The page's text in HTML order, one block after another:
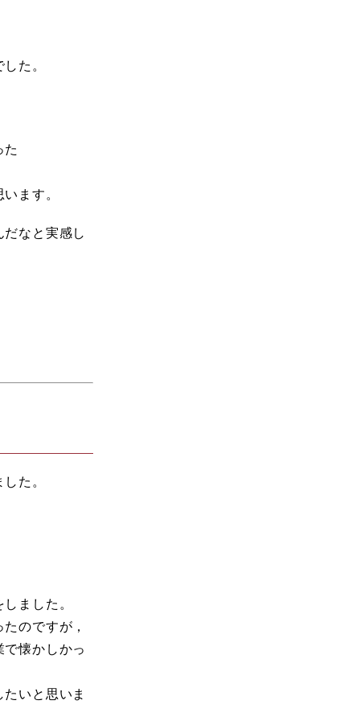
た。
ます。
なと実感し
た。
ました。
のですが，
懐かしかっ
いと思いま